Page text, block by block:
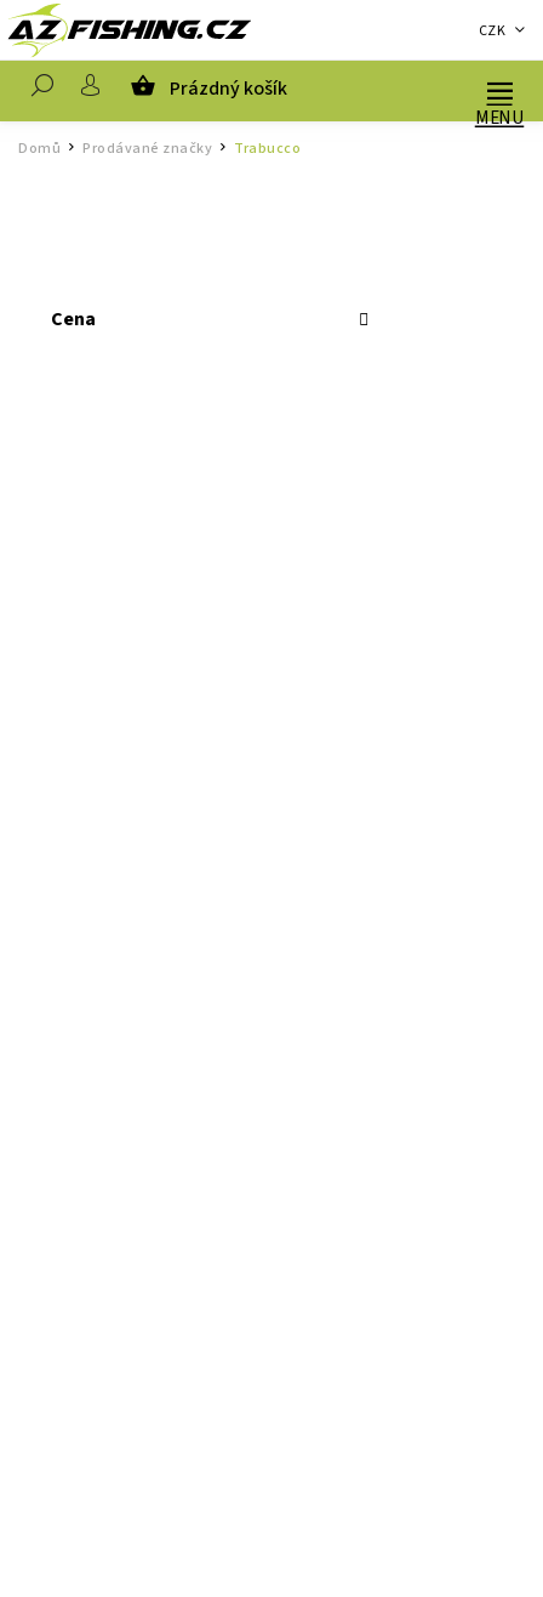
CZK
Prázdný košík
Domů / Prodávané značky / Trabucco